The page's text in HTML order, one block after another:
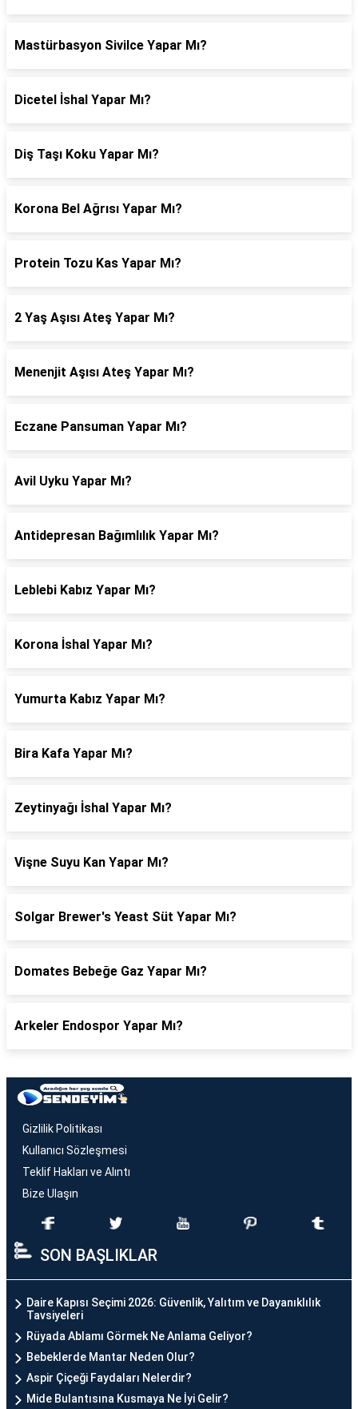
Mastürbasyon Sivilce Yapar Mı?
Dicetel İshal Yapar Mı?
Diş Taşı Koku Yapar Mı?
Korona Bel Ağrısı Yapar Mı?
Protein Tozu Kas Yapar Mı?
2 Yaş Aşısı Ateş Yapar Mı?
Menenjit Aşısı Ateş Yapar Mı?
Eczane Pansuman Yapar Mı?
Avil Uyku Yapar Mı?
Antidepresan Bağımlılık Yapar Mı?
Leblebi Kabız Yapar Mı?
Korona İshal Yapar Mı?
Yumurta Kabız Yapar Mı?
Bira Kafa Yapar Mı?
Zeytinyağı İshal Yapar Mı?
Vişne Suyu Kan Yapar Mı?
Solgar Brewer's Yeast Süt Yapar Mı?
Domates Bebeğe Gaz Yapar Mı?
Arkeler Endospor Yapar Mı?
Gizlilik Politikası
Kullanıcı Sözleşmesi
Teklif Hakları ve Alıntı
Bize Ulaşın
SON BAŞLIKLAR
Daire Kapısı Seçimi 2026: Güvenlik, Yalıtım ve Dayanıklılık
Tavsiyeleri
Rüyada Ablamı Görmek Ne Anlama Geliyor?
Bebeklerde Mantar Neden Olur?
Aspir Çiçeği Faydaları Nelerdir?
Mide Bulantısına Kusmaya Ne İyi Gelir?